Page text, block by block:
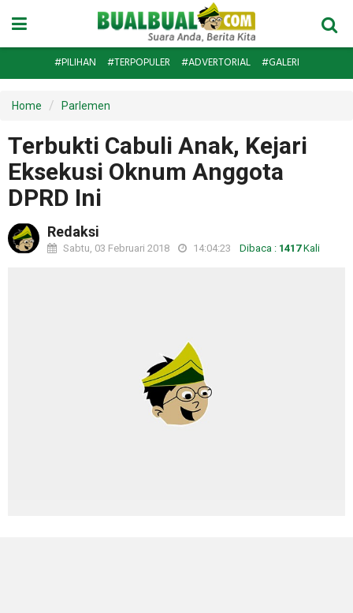
#PILIHAN #TERPOPULER #ADVERTORIAL #GALERI
Home Parlemen
Terbukti Cabuli Anak, Kejari
Eksekusi Oknum Anggota
DPRD Ini
Redaksi
Sabtu, 03 Februari 2018 14:04:23 Dibaca : 1417Kali